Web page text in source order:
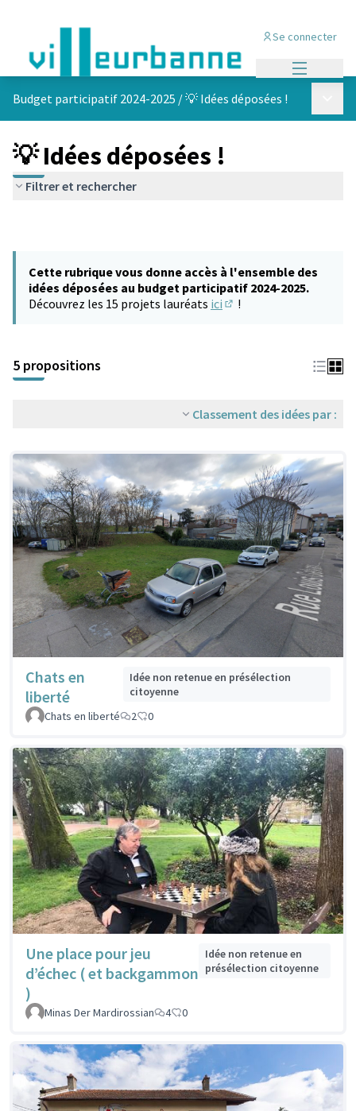
Se connecter
Budget participatif 2024-2025 /💡 Idées déposées !
💡 Idées déposées !
Filtrer et rechercher
Cette rubrique vous donne accès à l'ensemble des
idées déposées au budget participatif 2024-2025.
Découvrez les 15 projets lauréats ici !
5 propositions
Classement des idées par :
Chats en
liberté
Idée non retenue en présélection
citoyenne
Chats en liberté
2 0
Une place pour jeu
d’échec ( et backgammon
)
Idée non retenue en
présélection citoyenne
Minas Der Mardirossian 4 0